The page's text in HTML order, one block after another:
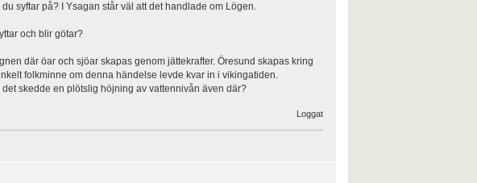
syftar på? I Ysagan står väl att det handlade om Lögen.
och blir götar?
där öar och sjöar skapas genom jättekrafter. Öresund skapas kring
folkminne om denna händelse levde kvar in i vikingatiden.
skedde en plötslig höjning av vattennivån även där?
Loggat